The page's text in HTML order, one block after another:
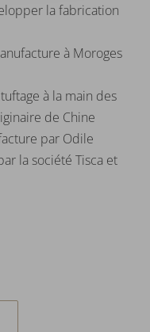
la fabrication
à Moroges
à la main des
de Chine
par Odile
la société Tisca et